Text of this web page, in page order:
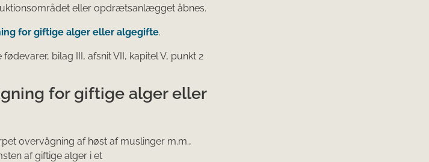
eller opdrætsanlægget åbnes.
for giftige alger eller algegifte.
bilag III, afsnit VII, kapitel V, punkt 2
for giftige alger eller
overvågning af høst af muslinger m.m.,
af giftige alger i et